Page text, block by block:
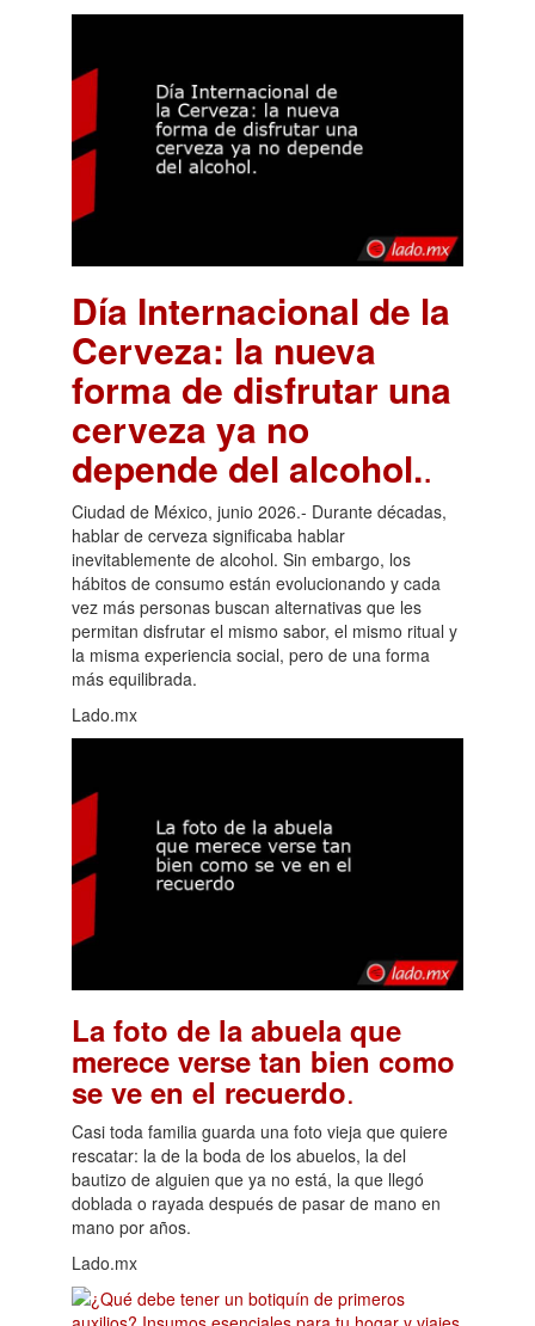
Día Internacional de la
Cerveza: la nueva
forma de disfrutar una
cerveza ya no
depende del alcohol..
Ciudad de México, junio 2026.- Durante décadas,
hablar de cerveza significaba hablar
inevitablemente de alcohol. Sin embargo, los
hábitos de consumo están evolucionando y cada
vez más personas buscan alternativas que les
permitan disfrutar el mismo sabor, el mismo ritual y
la misma experiencia social, pero de una forma
más equilibrada.
Lado.mx
La foto de la abuela que
merece verse tan bien como
se ve en el recuerdo.
Casi toda familia guarda una foto vieja que quiere
rescatar: la de la boda de los abuelos, la del
bautizo de alguien que ya no está, la que llegó
doblada o rayada después de pasar de mano en
mano por años.
Lado.mx